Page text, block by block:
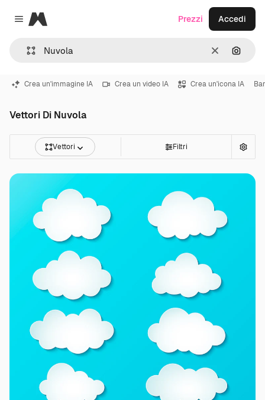
Close menu
Magnific
CancellaCerca
Prezzi Accedi
Crea un'immagine IA Crea un video IA Crea un'icona IA
Vettori Di Nuvola
Vettori Filtri